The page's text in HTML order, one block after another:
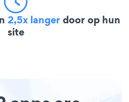
2,5x langerdoor op hun
site